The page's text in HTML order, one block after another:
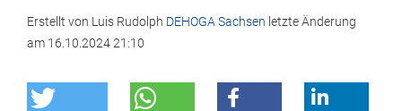
Erstellt von Luis Rudolph DEHOGA Sachsen letzte Änderung
am 16.10.2024 21:10